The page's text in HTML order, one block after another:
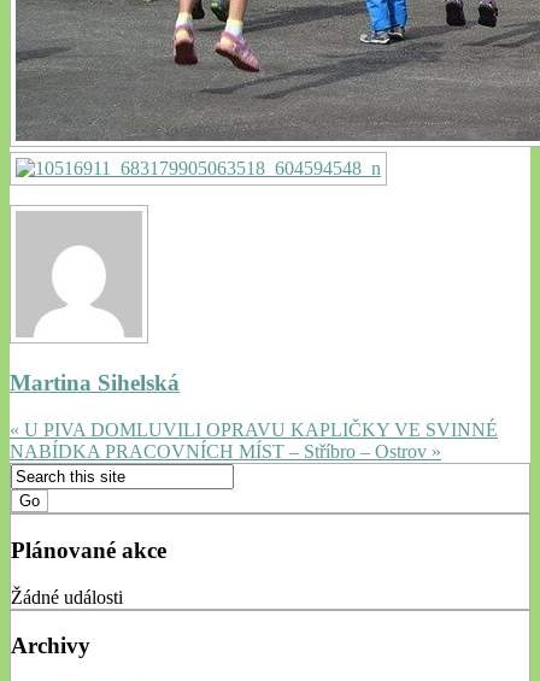
Martina Sihelská
« U PIVA DOMLUVILI OPRAVU KAPLIČKY VE SVINNÉ
NABÍDKA PRACOVNÍCH MÍST – Stříbro – Ostrov »
Plánované akce
Žádné události
Archivy